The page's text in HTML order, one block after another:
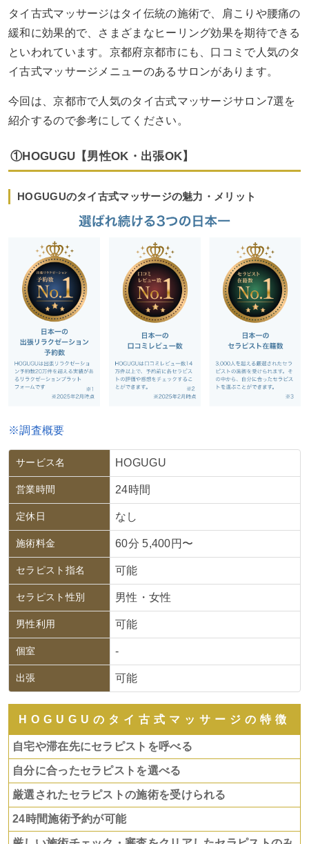
タイ古式マッサージはタイ伝統の施術で、肩こりや腰痛の
緩和に効果的で、さまざまなヒーリング効果を期待できる
といわれています。京都府京都市にも、口コミで人気のタ
イ古式マッサージメニューのあるサロンがあります。
今回は、京都市で人気のタイ古式マッサージサロン7選を
紹介するので参考にしてください。
①HOGUGU【男性OK・出張OK】
HOGUGUのタイ古式マッサージの魅力・メリット
※調査概要
サービス名 HOGUGU
営業時間 24時間
定休日 なし
施術料金 60分 5,400円〜
セラピスト指名 可能
セラピスト性別 男性・女性
男性利用 可能
個室 -
出張 可能
HOGUGUのタイ古式マッサージの特徴
自宅や滞在先にセラピストを呼べる
自分に合ったセラピストを選べる
厳選されたセラピストの施術を受けられる
24時間施術予約が可能